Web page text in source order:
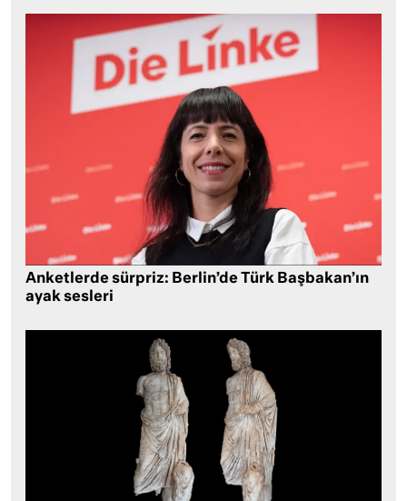
Anketlerde sürpriz: Berlin’de Türk Başbakan’ın
ayak sesleri